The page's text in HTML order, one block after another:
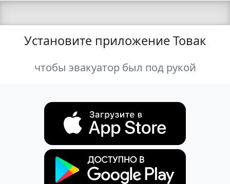
Установите приложение Товак
чтобы эвакуатор был под рукой